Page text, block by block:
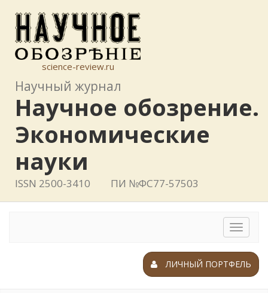
science-review.ru
Научный журнал
Научное обозрение.
Экономические
науки
ISSN 2500-3410 ПИ №ФС77-57503
Toggle
ЛИЧНЫЙ ПОРТФЕЛЬ